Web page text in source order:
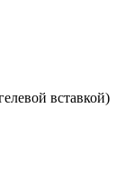
вставкой)